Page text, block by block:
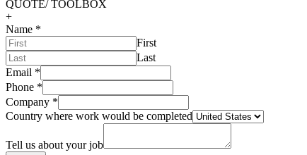
QUOTE/ TOOLBOX
+
Name *
First
Last
Email *
Phone *
Company *
Country where work would be completed
Tell us about your job